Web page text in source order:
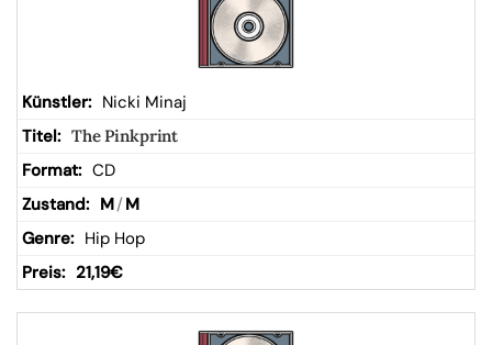
Nicki Minaj
The Pinkprint
CD
M/ M
Hip Hop
21,19€